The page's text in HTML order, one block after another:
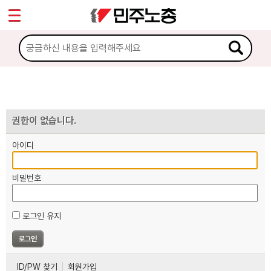
권한이 없습니다.
아이디
비밀번호
로그인 유지
ID/PW 찾기 회원가입
마이페이지
소개
노동상담
자료
부설기관
업무